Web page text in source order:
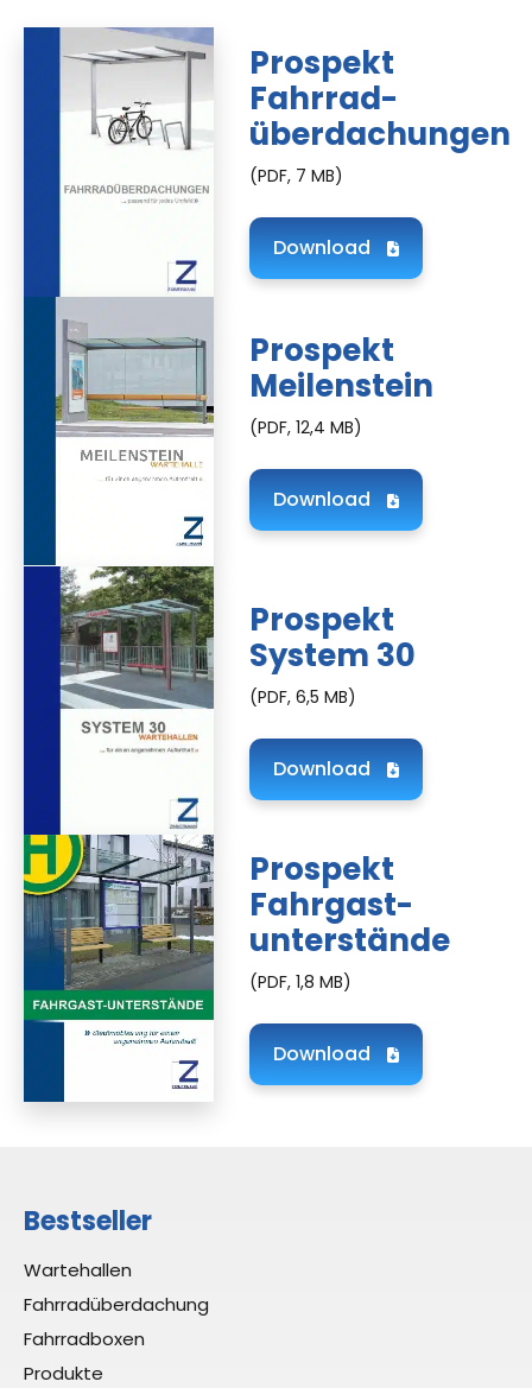
Prospekt
Fahrrad­
überdachungen
(PDF, 7 MB)
Download
Prospekt
Meilenstein
(PDF, 12,4 MB)
Download
Prospekt
System 30
(PDF, 6,5 MB)
Download
Prospekt
Fahrgast­
unterstände
(PDF, 1,8 MB)
Download
Bestseller
Wartehallen
Fahrradüberdachung
Fahrradboxen
Produkte